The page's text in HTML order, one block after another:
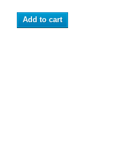
Add to cart